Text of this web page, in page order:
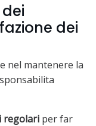
dei
nel mantenere la
regolari per far